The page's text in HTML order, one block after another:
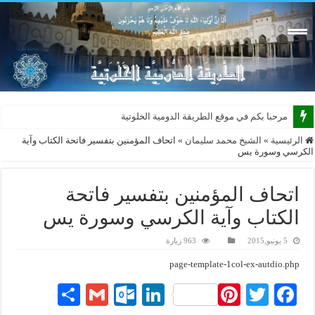
مرحبا بكم في موقع الطريقة الدومية الخلوتية بشكله
الرئيسية » الشيخ محمد سليمان » اتحاف المؤمنين بتفسير فاتحة الكتاب وآية
الكرسي وسورة يس
اتحاف المؤمنين بتفسير فاتحة
الكتاب وآية الكرسي وسورة يس
5 يونيو,2015 963 زيارة
page-template-1col-ex-autdio.php
Fa
T
Li
O
G